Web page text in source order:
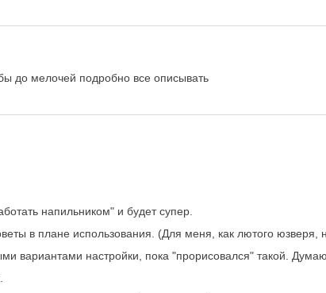
до мелочей подробно все описывать
напильником" и будет супер.
в плане использования. (Для меня, как лютого
вариантами настройки, пока "прорисовался" такой.